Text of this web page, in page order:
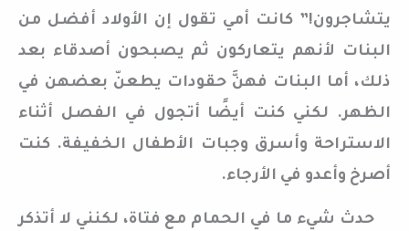
يتشاجرون!” كانت أمي تقول إن الأولاد أفضل من
البنات لأنهم يتعاركون ثم يصبحون أصدقاء بعد
ذلك، أما البنات فهنَّ حقودات يطعنّ بعضهن في
الظهر. لكني كنت أيضًا أتجول في الفصل أثناء
الاستراحة وأسرق وجبات الأطفال الخفيفة. كنت
أصرخ وأعدو في الأرجاء.
حدث شيء ما في الحمام مع فتاة، لكنني لا أتذكر